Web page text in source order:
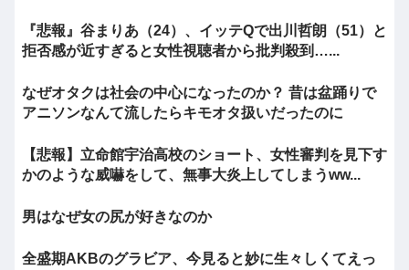
『悲報』谷まりあ（24）、イッテQで出川哲朗（51）と
拒否感が近すぎると女性視聴者から批判殺到…...
なぜオタクは社会の中心になったのか？ 昔は盆踊りで
アニソンなんて流したらキモオタ扱いだったのに
【悲報】立命館宇治高校のショート、女性審判を見下す
かのような威嚇をして、無事大炎上してしまうww...
男はなぜ女の尻が好きなのか
全盛期AKBのグラビア、今見ると妙に生々しくてえっ